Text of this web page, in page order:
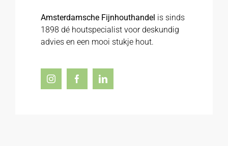
Amsterdamsche Fijnhouthandel is sinds
1898 dé houtspecialist voor deskundig
advies en een mooi stukje hout.